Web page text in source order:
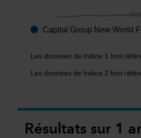
2018
2018
End of interactive chart.
Capital Group New World
Les données de Indice 1 font
Les données de Indice 2 font
Résultats sur 1